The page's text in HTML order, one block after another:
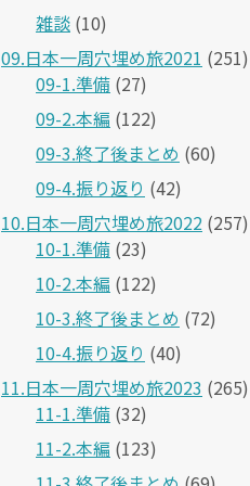
雑談 (10)
09.日本一周穴埋め旅2021 (251)
09-1.準備 (27)
09-2.本編 (122)
09-3.終了後まとめ (60)
09-4.振り返り (42)
10.日本一周穴埋め旅2022 (257)
10-1.準備 (23)
10-2.本編 (122)
10-3.終了後まとめ (72)
10-4.振り返り (40)
11.日本一周穴埋め旅2023 (265)
11-1.準備 (32)
11-2.本編 (123)